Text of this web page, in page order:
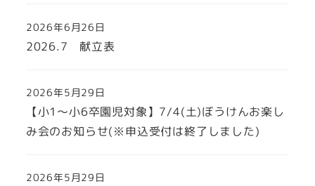
2026.7 献立表
2026年6月26日
【小1～小6卒園児対象】7/4(土)ぼうけんお楽し
み会のお知らせ(※申込受付は終了しました)
2026年5月29日
2026年5月29日